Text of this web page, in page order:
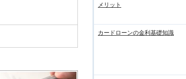
メリット
カードローンの金利基礎知識